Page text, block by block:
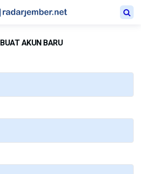
BUAT AKUN BARU